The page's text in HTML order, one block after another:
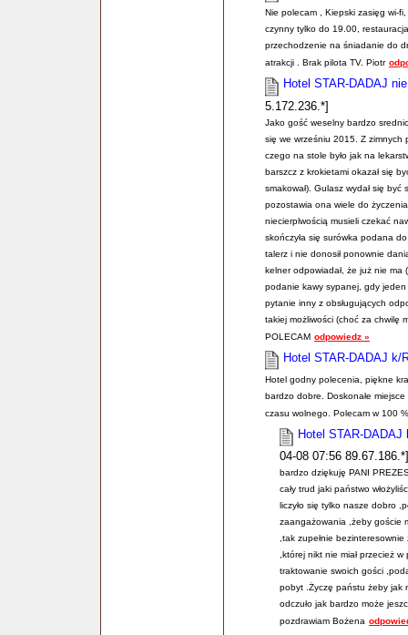
Nie polecam , Kiepski zasięg wi-
czynny tylko do 19.00,
przechodzenie na śniadanie do
atrakcji . Brak pilota TV. Piotr
Hotel STAR-DADAJ
5.172.236.*]
Jako gość weselny bardzo
się we wrześniu 2015. Z zimnych
czego na stole było jak na
barszcz z krokietami okazał się
smakował). Gulasz wydał się
pozostawia ona wiele do
niecierplwością musieli czekać
skończyła się surówka podana
talerz i nie donosił ponownie
kelner odpowiadał, że już nie ma
podanie kawy sypanej, gdy
pytanie inny z obsługujących
takiej możliwości (choć za chwilę
POLECAM odpowiedz »
Hotel STAR-DADAJ k/
Hotel godny polecenia, piękne
bardzo dobre. Doskonałe
czasu wolnego. Polecam w 100
Hotel STAR-
04-08 07:56 89.67.186.*]
bardzo dziękuję PANI
cały trud jaki państwo
liczyło się tylko nasze dobro
zaangażowania ,żeby goście
,tak zupełnie
,której nikt nie miał przecież
traktowanie swoich gości
pobyt .Życzę państu żeby jak
odczuło jak bardzo może
pozdrawiam Bożena